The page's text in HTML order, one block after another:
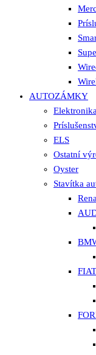
AUTOZÁMKY
Elektronika
ELS
Ostatní
Oyster
Stavítka
FIAT